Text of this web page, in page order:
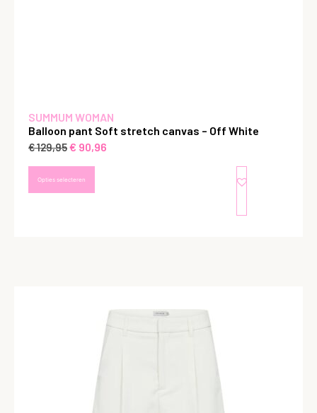
SUMMUM WOMAN
Balloon pant Soft stretch canvas – Off White
€129,95€ 90,96
Opties selecteren